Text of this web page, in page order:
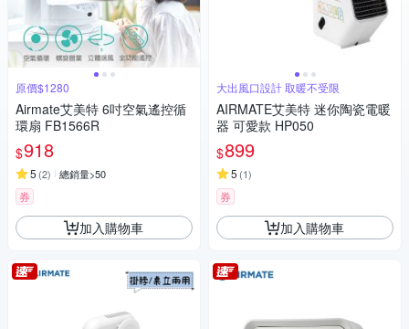
原價$1280
Airmate艾美特 6吋空氣遙控循
環扇 FB1566R
$918
5 (2) 總銷量>50
券
加入購物車
大出風口設計 取暖不受限
AIRMATE艾美特 迷你陶瓷電暖
器 可愛款 HP050
$899
5 (1)
券
加入購物車